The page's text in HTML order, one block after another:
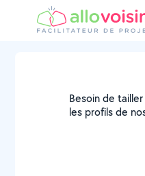
Besoin de
les profils de